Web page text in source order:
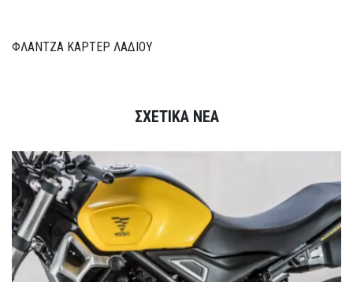
ΦΛΑΝΤΖΑ ΚΑΡΤΕΡ ΛΑΔΙΟΥ
ΣΧΕΤΙΚΑ ΝΕΑ